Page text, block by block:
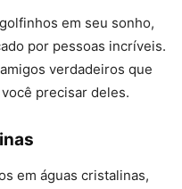
em seu sonho,
por pessoas incríveis.
verdadeiros que
precisar deles.
em águas cristalinas,